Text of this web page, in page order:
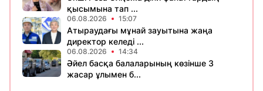
қысымына тап ...
06.08.2026 15:07
Атыраудағы мұнай зауытына жаңа
директор келеді ...
06.08.2026 14:34
Әйел басқа балаларының көзінше 3
жасар ұлымен б...